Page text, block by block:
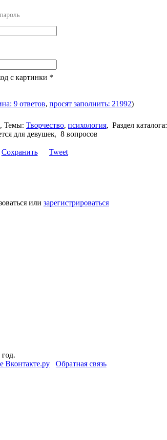
с картинки *
9 ответов, просят заполнить: 21992)
, Темы: Творчество, психология, Раздел каталога:
для девушек, 8 вопросов
Сохранить Tweet
или зарегистрироваться
год.
Вконтакте.ру Обратная связь